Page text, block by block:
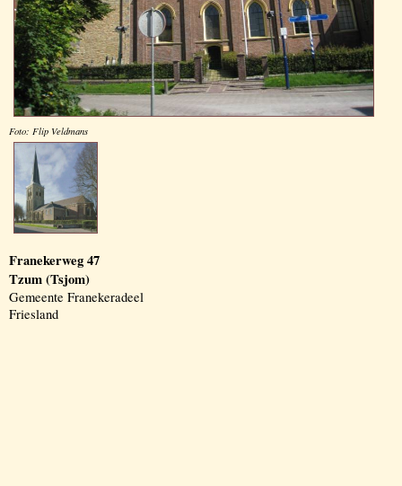
Foto: Flip Veldmans
Franekerweg 47
Tzum (Tsjom)
Gemeente Franekeradeel
Friesland